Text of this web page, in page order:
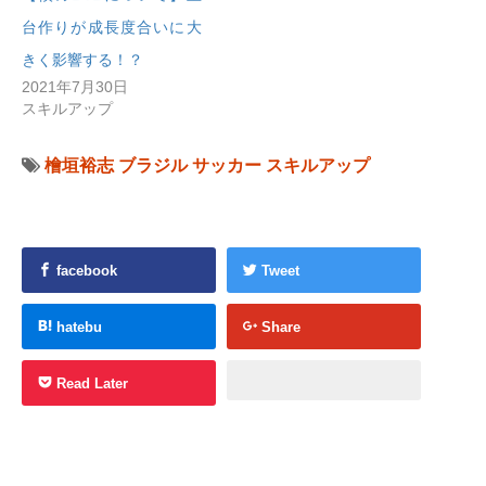
台作りが成長度合いに大
きく影響する！？
2021年7月30日
スキルアップ
檜垣裕志 ブラジル サッカー スキルアップ
facebook Tweet
hatebu Share
Read Later